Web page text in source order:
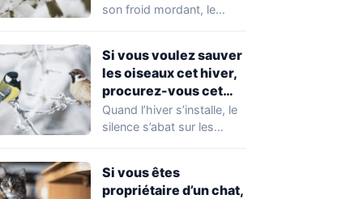
(ils en raffolent !)
son froid mordant, le
Si vous voulez sauver
les oiseaux cet hiver,
procurez-vous cet
objet simple que les
sportifs connaissent
Quand l’hiver s’installe, le
silence s’abat sur les
Si vous êtes
propriétaire d’un chat,